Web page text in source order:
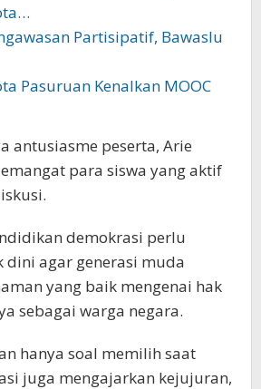
Partisipatif, Bawaslu
Pasuruan Kenalkan MOOC
antusiasme peserta, Arie
para siswa yang aktif
demokrasi perlu
dini agar generasi muda
yang baik mengenai hak
sebagai warga negara.
hanya soal memilih saat
juga mengajarkan kejujuran,